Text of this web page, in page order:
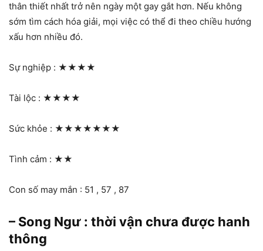
thân thiết nhất trở nên ngày một gay gắt hơn. Nếu không
sớm tìm cách hóa giải, mọi việc có thể đi theo chiều hướng
xấu hơn nhiều đó.
Sự nghiệp : ★★★★
Tài lộc : ★★★★
Sức khỏe : ★★★★★★★
Tình cảm : ★★
Con số may mắn : 51 , 57 , 87
– Song Ngư : thời vận chưa được hanh
thông